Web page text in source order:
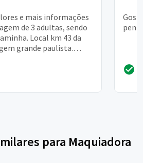
e mais informações
de 3 adultas, sendo
Local km 43 da
grande paulista.
para Maquiadora